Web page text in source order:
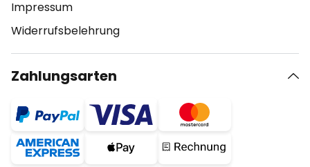
Impressum
Widerrufsbelehrung
Zahlungsarten